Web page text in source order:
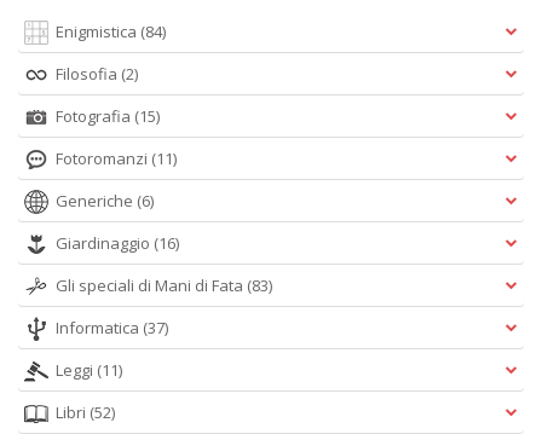
Enigmistica (84)
Filosofia (2)
Fotografia (15)
Fotoromanzi (11)
Generiche (6)
Giardinaggio (16)
Gli speciali di Mani di Fata (83)
Informatica (37)
Leggi (11)
Libri (52)